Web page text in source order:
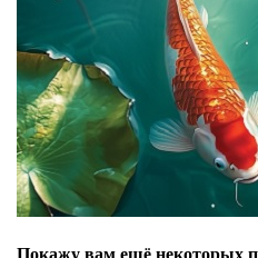
Покажу вам ещё некоторых